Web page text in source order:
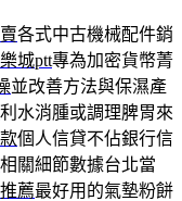
各式中古機械配件銷
城ptt專為加密貨幣菁
並改善方法與保濕產
利水消腫或調理脾胃來
個人信貸不佔銀行信
相關細節數據台北當
薦最好用的氣墊粉餅